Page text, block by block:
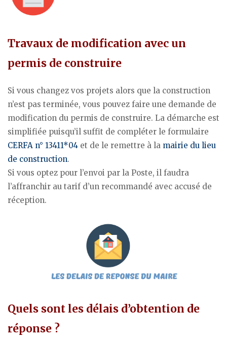
Travaux de modification avec un
permis de construire
Si vous changez vos projets alors que la construction
n’est pas terminée, vous pouvez faire une demande de
modification du permis de construire. La démarche est
simplifiée puisqu’il suffit de compléter le formulaire
CERFA n° 13411*04 et de le remettre à la mairie du lieu
de construction.
Si vous optez pour l’envoi par la Poste, il faudra
l’affranchir au tarif d’un recommandé avec accusé de
réception.
Quels sont les délais d’obtention de
réponse ?